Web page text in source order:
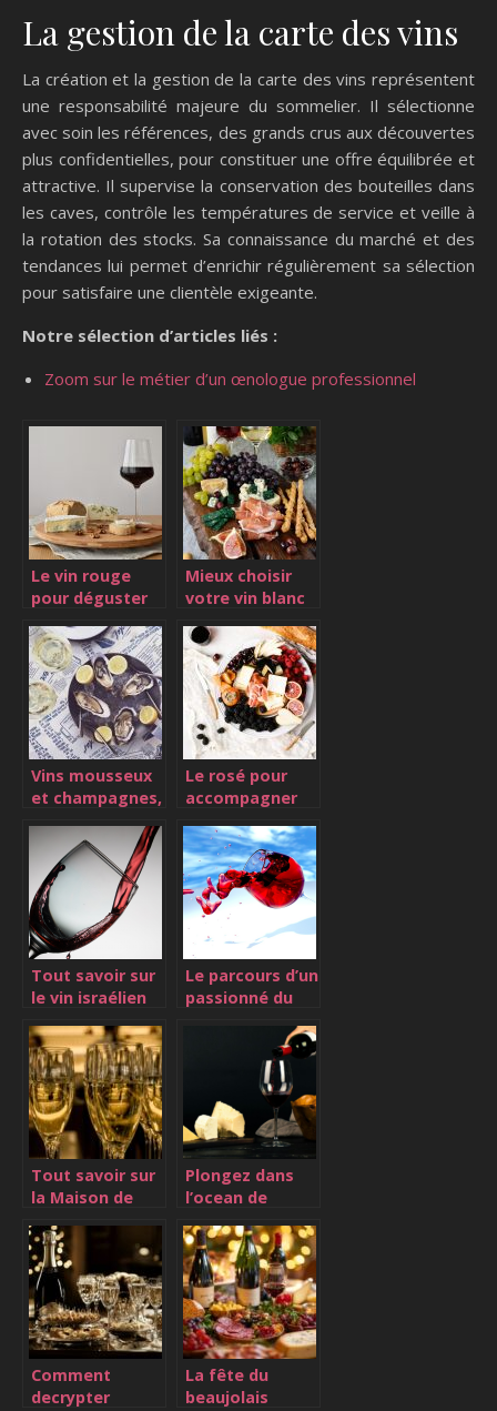
La gestion de la carte des vins
La création et la gestion de la carte des vins représentent
une responsabilité majeure du sommelier. Il sélectionne
avec soin les références, des grands crus aux découvertes
plus confidentielles, pour constituer une offre équilibrée et
attractive. Il supervise la conservation des bouteilles dans
les caves, contrôle les températures de service et veille à
la rotation des stocks. Sa connaissance du marché et des
tendances lui permet d’enrichir régulièrement sa sélection
pour satisfaire une clientèle exigeante.
Notre sélection d’articles liés :
Zoom sur le métier d’un œnologue professionnel
Le vin rouge
pour déguster
Mieux choisir
votre vin blanc
Vins mousseux
et champagnes,
occasions pour
en boire
Le rosé pour
accompagner
Tout savoir sur
le vin israélien
Le parcours d’un
passionné du
Tout savoir sur
la Maison de
Deutz
Plongez dans
l’ocean de
decryptons
ensemble la
foire aux vins
Comment
decrypter
La fête du
beaujolais